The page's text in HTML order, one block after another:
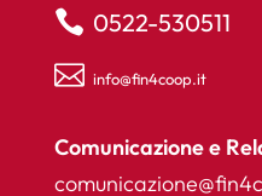
 0522-530511
 info@fin4coop.it
Comunicazione e